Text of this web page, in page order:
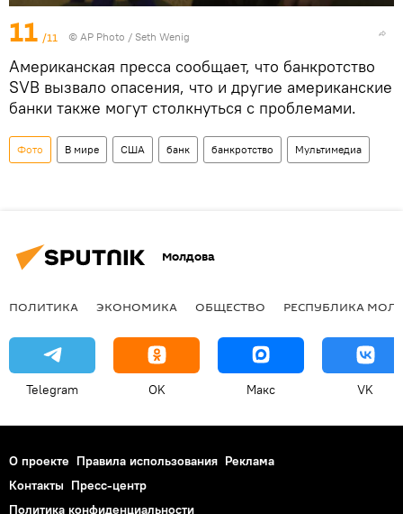
11 /11 © AP Photo / Seth Wenig
Американская пресса сообщает, что банкротство
SVB вызвало опасения, что и другие американские
банки также могут столкнуться с проблемами.
Фото В мире США банк банкротство Мультимедиа
Молдова
ПОЛИТИКА ЭКОНОМИКА ОБЩЕСТВО РЕСПУБЛИКА
Telegram OK Макс VK
О проекте Правила использования Реклама
Контакты Пресс-центр
Политика конфиденциальности